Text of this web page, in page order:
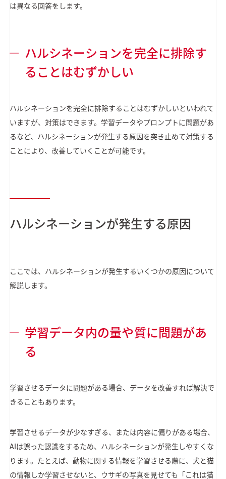
は異なる回答をします。
ハルシネーションを完全に排除す
ることはむずかしい
ハルシネーションを完全に排除することはむずかしいといわれて
いますが、対策はできます。学習データやプロンプトに問題があ
るなど、ハルシネーションが発生する原因を突き止めて対策する
ことにより、改善していくことが可能です。
ハルシネーションが発生する原因
ここでは、ハルシネーションが発生するいくつかの原因について
解説します。
学習データ内の量や質に問題があ
る
学習させるデータに問題がある場合、データを改善すれば解決で
きることもあります。
学習させるデータが少なすぎる、または内容に偏りがある場合、
AIは誤った認識をするため、ハルシネーションが発生しやすくな
ります。たとえば、動物に関する情報を学習させる際に、犬と猫
の情報しか学習させないと、ウサギの写真を見せても「これは猫